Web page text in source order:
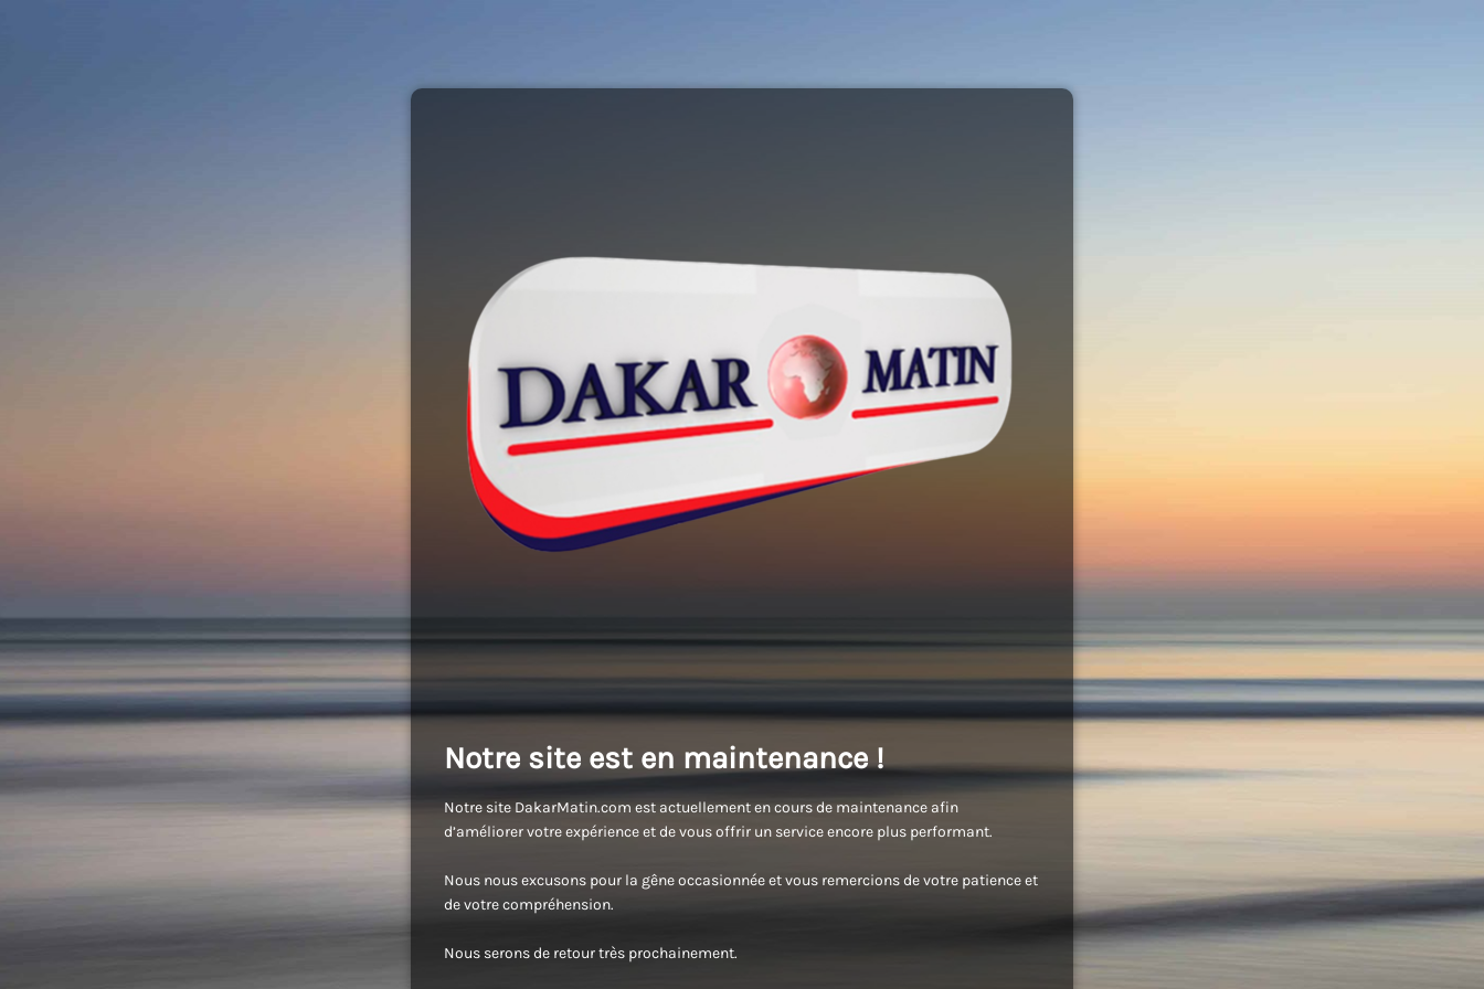
Notre site est en maintenance !
Notre site DakarMatin.com est actuellement en cours de maintenance afin
d’améliorer votre expérience et de vous offrir un service encore plus performant.
Nous nous excusons pour la gêne occasionnée et vous remercions de votre patience et
de votre compréhension.
Nous serons de retour très prochainement.